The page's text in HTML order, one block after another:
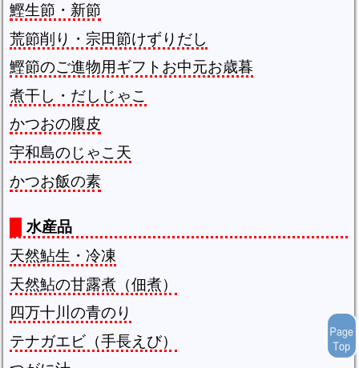
鰹生節・新節
荒節削り・宗田節けずりだし
鰹節のご進物用ギフトお中元お歳暮
煮干し・だしじゃこ
かつおの腹皮
宇和島のじゃこ天
かつお飯の素
水産品
天然鮎生・冷凍
天然鮎の甘露煮（佃煮）
四万十川の青のり
テナガエビ（手長えび）